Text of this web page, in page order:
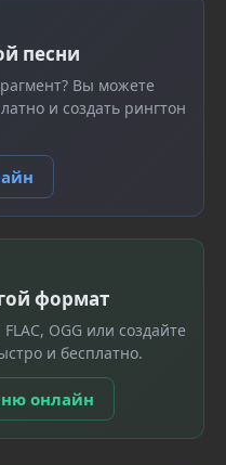
песни
Вы можете
и создать рингтон
формат
OGG или создайте
и бесплатно.
онлайн